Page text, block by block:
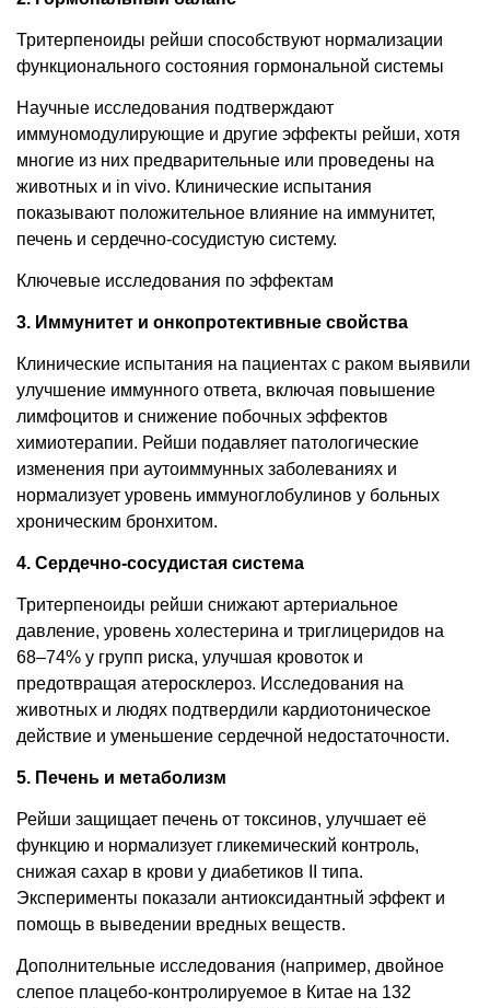
Тритерпеноиды рейши способствуют нормализации
функционального состояния гормональной системы
Научные исследования подтверждают
иммуномодулирующие и другие эффекты рейши, хотя
многие из них предварительные или проведены на
животных и in vivo. Клинические испытания
показывают положительное влияние на иммунитет,
печень и сердечно-сосудистую систему.
Ключевые исследования по эффектам
3. Иммунитет и онкопротективные свойства
Клинические испытания на пациентах с раком выявили
улучшение иммунного ответа, включая повышение
лимфоцитов и снижение побочных эффектов
химиотерапии. Рейши подавляет патологические
изменения при аутоиммунных заболеваниях и
нормализует уровень иммуноглобулинов у больных
хроническим бронхитом.
4. Сердечно-сосудистая система
Тритерпеноиды рейши снижают артериальное
давление, уровень холестерина и триглицеридов на
68–74% у групп риска, улучшая кровоток и
предотвращая атеросклероз. Исследования на
животных и людях подтвердили кардиотоническое
действие и уменьшение сердечной недостаточности.
5. Печень и метаболизм
Рейши защищает печень от токсинов, улучшает её
функцию и нормализует гликемический контроль,
снижая сахар в крови у диабетиков II типа.
Эксперименты показали антиоксидантный эффект и
помощь в выведении вредных веществ.
Дополнительные исследования (например, двойное
слепое плацебо-контролируемое в Китае на 132